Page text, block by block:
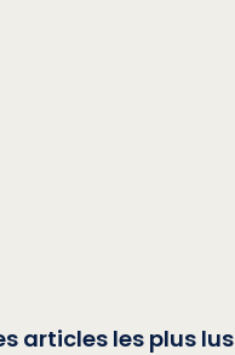
articles les plus lus